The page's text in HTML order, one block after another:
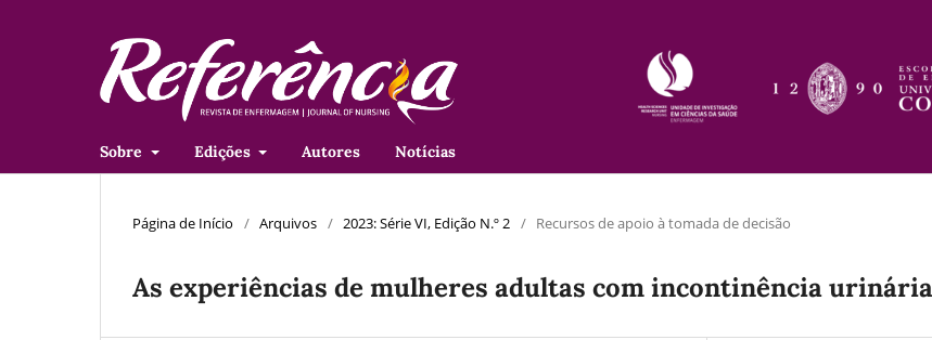
Sobre Edições Autores Notícias
Página de Início / Arquivos / 2023: Série VI, Edição N.º 2 / Recursos de apoio à tomada de decisão
As experiências de mulheres adultas com incontinência urinária